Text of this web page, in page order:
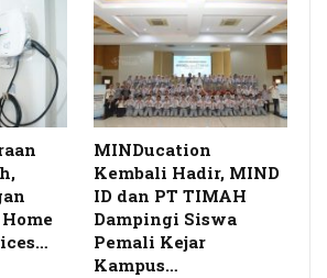
MINDucation
Kembali Hadir, MIND
ID dan PT TIMAH
Dampingi Siswa
Pemali Kejar
Kampus…